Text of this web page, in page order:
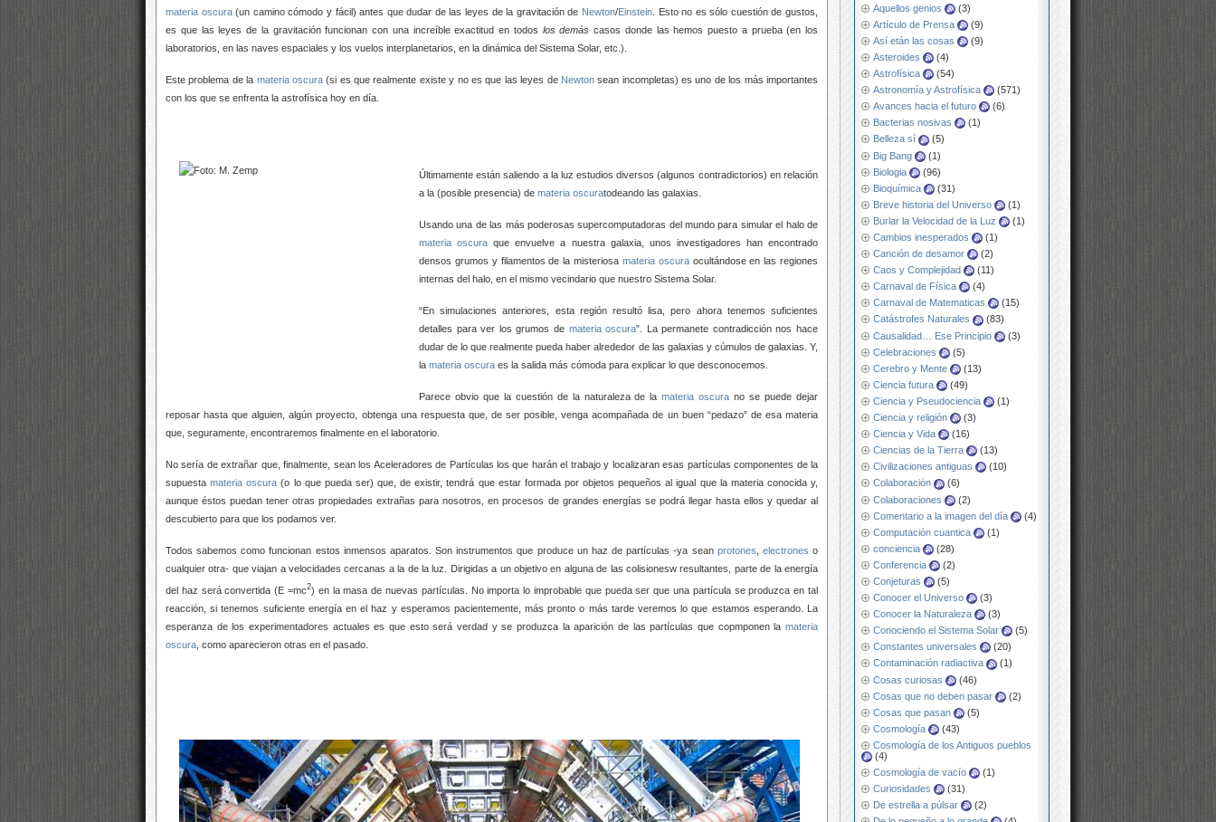
Aquellos genios
(3)
Artículo de Prensa
(9)
Así etán las cosas
(9)
Asteroides
(4)
Astrofísica
(54)
Astronomía y Astrofísica
(571)
Avances hacia el futuro
(6)
Bacterias nosivas
(1)
Belleza sí
(5)
Big Bang
(1)
Biologia
(96)
Bioquímica
(31)
Breve historia del Universo
(1)
Burlar la Velocidad de la Luz
(1)
Cambios inesperados
(1)
Canción de desamor
(2)
Caos y Complejidad
(11)
Carnaval de Física
(4)
Carnaval de Matematicas
(15)
Catástrofes Naturales
(83)
Causalidad… Ese Principio
(3)
Celebraciones
(5)
Cerebro y Mente
(13)
Ciencia futura
(49)
Ciencia y Pseudociencia
(1)
Ciencia y religión
(3)
Ciencia y Vida
(16)
Ciencias de la Tierra
(13)
Civilizaciones antiguas
(10)
Colaboración
(6)
Colaboraciones
(2)
Comentario a la imagen del día
(4)
Computación cuantica
(1)
conciencia
(28)
Conferencia
(2)
Conjeturas
(5)
Conocer el Universo
(3)
Conocer la Naturaleza
(3)
Conociendo el Sistema Solar
(5)
Constantes universales
(20)
Contaminación radiactiva
(1)
Cosas curiosas
(46)
Cosas que no deben pasar
(2)
Cosas que pasan
(5)
Cosmología
(43)
Cosmología de los Antiguos pueblos
(4)
Cosmología de vacío
(1)
Curiosidades
(31)
De estrella a púlsar
(2)
materia oscura(un camino cómodo y fácil) antes que dudar de las leyes de la gravitación de Newton/Einstein. Esto no es sólo cuestión de gustos,
es que las leyes de la gravitación funcionan con una increíble exactitud en todos los demás casos donde las hemos puesto a prueba (en los
laboratorios, en las naves espaciales y los vuelos interplanetarios, en la dinámica del Sistema Solar, etc.).
Este problema de la materia oscura(si es que realmente existe y no es que las leyes de Newtonsean incompletas) es uno de los más importantes
con los que se enfrenta la astrofísica hoy en día.
Últimamente están saliendo a la luz estudios diversos (algunos contradictorios) en relación
a la (posible presencia) de materia oscuratodeando las galaxias.
Usando una de las más poderosas supercomputadoras del mundo para simular el halo de
materia oscura que envuelve a nuestra galaxia, unos investigadores han encontrado
densos grumos y filamentos de la misteriosa materia oscuraocultándose en las regiones
internas del halo, en el mismo vecindario que nuestro Sistema Solar.
“En simulaciones anteriores, esta región resultó lisa, pero ahora tenemos suficientes
detalles para ver los grumos de materia oscura”. La permanete contradicción nos hace
dudar de lo que realmente pueda haber alrededor de las galaxias y cúmulos de galaxias. Y,
la materia oscura es la salida más cómoda para explicar lo que desconocemos.
Parece obvio que la cuestión de la naturaleza de lamateria oscura no se puede dejar
reposar hasta que alguien, algún proyecto, obtenga una respuesta que, de ser posible, venga acompañada de un buen “pedazo” de esa materia
que, seguramente, encontraremos finalmente en el laboratorio.
No sería de extrañar que, finalmente, sean los Aceleradores de Partículas los que harán el trabajo y localizaran esas partículas componentes de la
supuestamateria oscura (o lo que pueda ser) que, de existir, tendrá que estar formada por objetos pequeños al igual que la materia conocida y,
aunque éstos puedan tener otras propiedades extrañas para nosotros, en procesos de grandes energías se podrá llegar hasta ellos y quedar al
descubierto para que los podamos ver.
Todos sabemos como funcionan estos inmensos aparatos. Son instrumentos que produce un haz de partículas -ya sean protones electrones o
cualquier otra- que viajan a velocidades cercanas a la de la luz. Dirigidas a un objetivo en alguna de las colisionesw resultantes, parte de la energía
del haz será convertida (E =mc2) en la masa de nuevas partículas. No importa lo improbable que pueda ser que una partícula se produzca en tal
reacción, si tenemos suficiente energía en el haz y esperamos pacientemente, más pronto o más tarde veremos lo que estamos esperando. La
esperanza de los experimentadores actuales es que esto será verdad y se produzca la aparición de las partículas que copmponen la materia
oscura , como aparecieron otras en el pasado.